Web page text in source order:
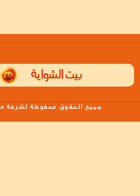
جميع الحقوق محفوظة لشركة